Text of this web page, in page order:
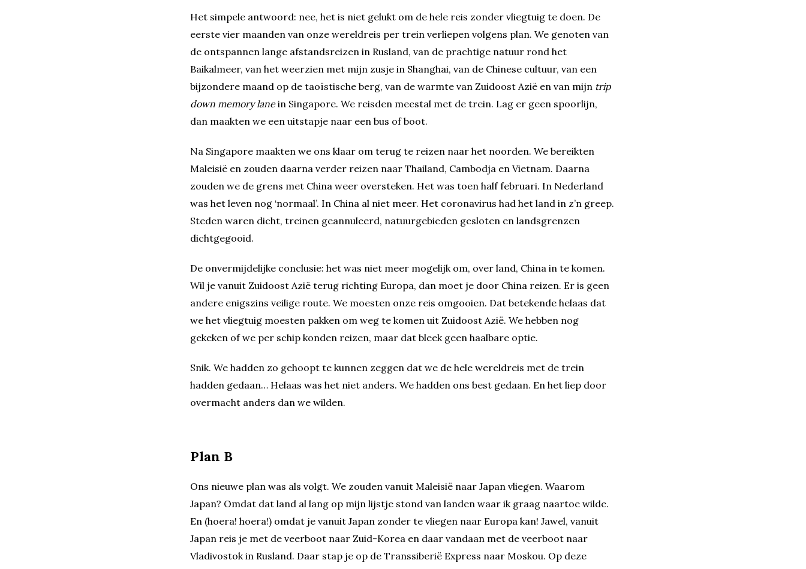
Het simpele antwoord: nee, het is niet gelukt om de hele reis zonder vliegtuig te doen. De
eerste vier maanden van onze wereldreis per trein verliepen volgens plan. We genoten van
de ontspannen lange afstandsreizen in Rusland, van de prachtige natuur rond het
Baikalmeer, van het weerzien met mijn zusje in Shanghai, van de Chinese cultuur, van een
bijzondere maand op de taoïstische berg, van de warmte van Zuidoost Azië en van mijn trip
down memory lanein Singapore. We reisden meestal met de trein. Lag er geen spoorlijn,
dan maakten we een uitstapje naar een bus of boot.
Na Singapore maakten we ons klaar om terug te reizen naar het noorden. We bereikten
Maleisië en zouden daarna verder reizen naar Thailand, Cambodja en Vietnam. Daarna
zouden we de grens met China weer oversteken. Het was toen half februari. In Nederland
was het leven nog ‘normaal’. In China al niet meer. Het coronavirus had het land in z’n greep.
Steden waren dicht, treinen geannuleerd, natuurgebieden gesloten en landsgrenzen
dichtgegooid.
De onvermijdelijke conclusie: het was niet meer mogelijk om, over land, China in te komen.
Wil je vanuit Zuidoost Azië terug richting Europa, dan moet je door China reizen. Er is geen
andere enigszins veilige route. We moesten onze reis omgooien. Dat betekende helaas dat
we het vliegtuig moesten pakken om weg te komen uit Zuidoost Azië. We hebben nog
gekeken of we per schip konden reizen, maar dat bleek geen haalbare optie.
Snik. We hadden zo gehoopt te kunnen zeggen dat we de hele wereldreis met de trein
hadden gedaan… Helaas was het niet anders. We hadden ons best gedaan. En het liep door
overmacht anders dan we wilden.
Plan B
Ons nieuwe plan was als volgt. We zouden vanuit Maleisië naar Japan vliegen. Waarom
Japan? Omdat dat land al lang op mijn lijstje stond van landen waar ik graag naartoe wilde.
En (hoera! hoera!) omdat je vanuit Japan zonder te vliegen naar Europa kan! Jawel, vanuit
Japan reis je met de veerboot naar Zuid-Korea en daar vandaan met de veerboot naar
Vladivostok in Rusland. Daar stap je op de Transsiberië Express naar Moskou. Op deze